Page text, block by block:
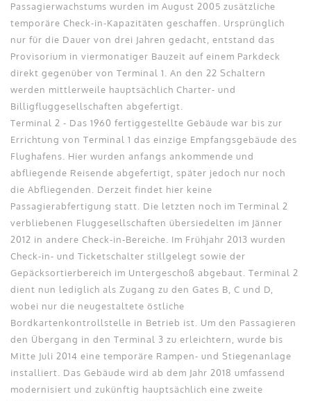
Passagierwachstums wurden im August 2005 zusätzliche
temporäre Check-in-Kapazitäten geschaffen. Ursprünglich
nur für die Dauer von drei Jahren gedacht, entstand das
Provisorium in viermonatiger Bauzeit auf einem Parkdeck
direkt gegenüber von Terminal 1. An den 22 Schaltern
werden mittlerweile hauptsächlich Charter- und
Billigfluggesellschaften abgefertigt.
Terminal 2 - Das 1960 fertiggestellte Gebäude war bis zur
Errichtung von Terminal 1 das einzige Empfangsgebäude des
Flughafens. Hier wurden anfangs ankommende und
abfliegende Reisende abgefertigt, später jedoch nur noch
die Abfliegenden. Derzeit findet hier keine
Passagierabfertigung statt. Die letzten noch im Terminal 2
verbliebenen Fluggesellschaften übersiedelten im Jänner
2012 in andere Check-in-Bereiche. Im Frühjahr 2013 wurden
Check-in- und Ticketschalter stillgelegt sowie der
Gepäcksortierbereich im Untergeschoß abgebaut. Terminal 2
dient nun lediglich als Zugang zu den Gates B, C und D,
wobei nur die neugestaltete östliche
Bordkartenkontrollstelle in Betrieb ist. Um den Passagieren
den Übergang in den Terminal 3 zu erleichtern, wurde bis
Mitte Juli 2014 eine temporäre Rampen- und Stiegenanlage
installiert. Das Gebäude wird ab dem Jahr 2018 umfassend
modernisiert und zukünftig hauptsächlich eine zweite